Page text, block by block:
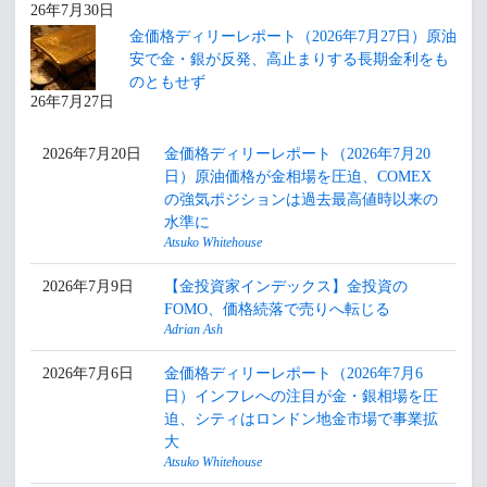
26年7月30日
26年7月27日
金価格ディリーレポート（2026年7月27日）原油
安で金・銀が反発、高止まりする長期金利をも
のともせず
2026年7月20日
金価格ディリーレポート（2026年7月20
日）原油価格が金相場を圧迫、COMEX
の強気ポジションは過去最高値時以来の
水準に
Atsuko Whitehouse
2026年7月9日
【金投資家インデックス】金投資の
FOMO、価格続落で売りへ転じる
Adrian Ash
2026年7月6日
金価格ディリーレポート（2026年7月6
日）インフレへの注目が金・銀相場を圧
迫、シティはロンドン地金市場で事業拡
大
Atsuko Whitehouse